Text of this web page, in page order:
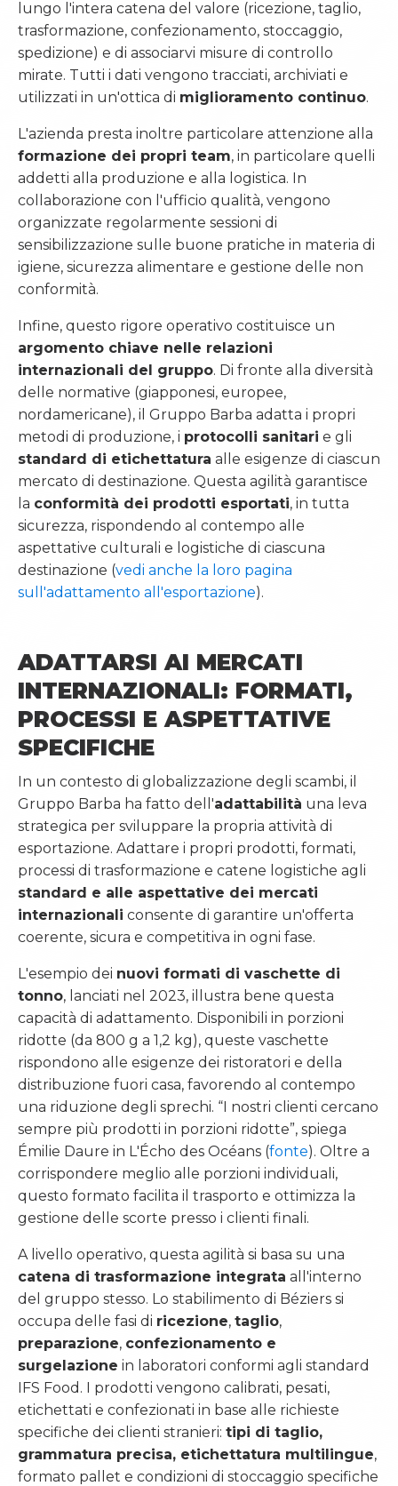
lungo l'intera catena del valore (ricezione, taglio,
trasformazione, confezionamento, stoccaggio,
spedizione) e di associarvi misure di controllo
mirate. Tutti i dati vengono tracciati, archiviati e
utilizzati in un'ottica di miglioramento continuo.
L'azienda presta inoltre particolare attenzione alla
formazione dei propri team, in particolare quelli
addetti alla produzione e alla logistica. In
collaborazione con l'ufficio qualità, vengono
organizzate regolarmente sessioni di
sensibilizzazione sulle buone pratiche in materia di
igiene, sicurezza alimentare e gestione delle non
conformità.
Infine, questo rigore operativo costituisce un
argomento chiave nelle relazioni
internazionali del gruppo. Di fronte alla diversità
delle normative (giapponesi, europee,
nordamericane), il Gruppo Barba adatta i propri
metodi di produzione, i protocolli sanitari e gli
standard di etichettatura alle esigenze di ciascun
mercato di destinazione. Questa agilità garantisce
la conformità dei prodotti esportati, in tutta
sicurezza, rispondendo al contempo alle
aspettative culturali e logistiche di ciascuna
destinazione (vedi anche la loro pagina
sull'adattamento all'esportazione).
ADATTARSI AI MERCATI
INTERNAZIONALI: FORMATI,
PROCESSI E ASPETTATIVE
SPECIFICHE
In un contesto di globalizzazione degli scambi, il
Gruppo Barba ha fatto dell'adattabilità una leva
strategica per sviluppare la propria attività di
esportazione. Adattare i propri prodotti, formati,
processi di trasformazione e catene logistiche agli
standard e alle aspettative dei mercati
internazionali consente di garantire un'offerta
coerente, sicura e competitiva in ogni fase.
L'esempio dei nuovi formati di vaschette di
tonno, lanciati nel 2023, illustra bene questa
capacità di adattamento. Disponibili in porzioni
ridotte (da 800 g a 1,2 kg), queste vaschette
rispondono alle esigenze dei ristoratori e della
distribuzione fuori casa, favorendo al contempo
una riduzione degli sprechi. “I nostri clienti cercano
sempre più prodotti in porzioni ridotte”, spiega
Émilie Daure in L'Écho des Océans (fonte). Oltre a
corrispondere meglio alle porzioni individuali,
questo formato facilita il trasporto e ottimizza la
gestione delle scorte presso i clienti finali.
A livello operativo, questa agilità si basa su una
catena di trasformazione integrata all'interno
del gruppo stesso. Lo stabilimento di Béziers si
occupa delle fasi di ricezione, taglio,
preparazione, confezionamento e
surgelazione in laboratori conformi agli standard
IFS Food. I prodotti vengono calibrati, pesati,
etichettati e confezionati in base alle richieste
specifiche dei clienti stranieri: tipi di taglio,
grammatura precisa, etichettatura multilingue,
formato pallet e condizioni di stoccaggio specifiche
VALORI AZIENDALI
STORIA DEL GRUPPO
MYASASHI
SASHITO